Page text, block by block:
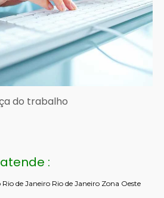
do trabalho
:
Rio de Janeiro Rio de Janeiro Zona Oeste